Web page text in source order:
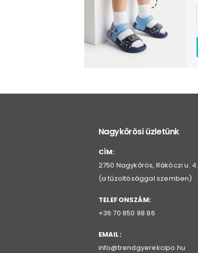
Nagykőrösi üzletünk
CÍM:
2750 Nagykőrös, Rákóczi u. 4.
(a tűzoltósággal szemben)
TELEFONSZÁM:
+36 70 850 98 86
EMAIL:
info@trendgyerekcipo.hu